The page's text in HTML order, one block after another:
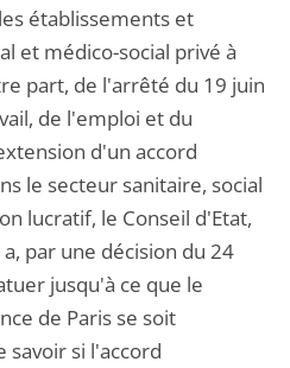
établissements et
et médico-social privé à
part, de l'arrêté du 19 juin
de l'emploi et du
d'un accord
le secteur sanitaire, social
lucratif, le Conseil d'Etat,
par une décision du 24
jusqu'à ce que le
de Paris se soit
savoir si l'accord